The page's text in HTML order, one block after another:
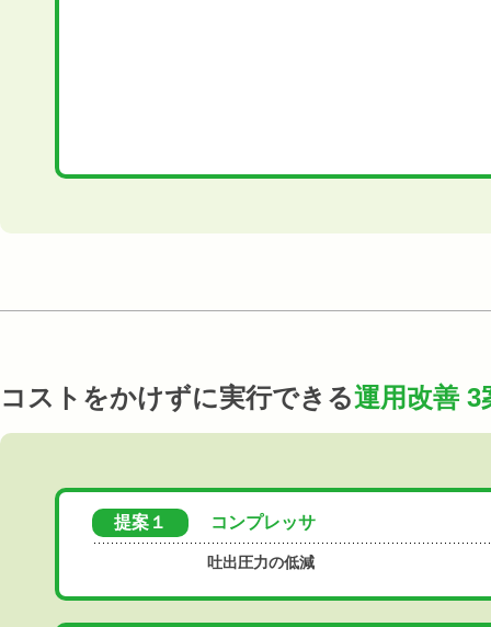
コストをかけずに実行できる運用改善 3
提案１ コンプレッサ
吐出圧力の低減